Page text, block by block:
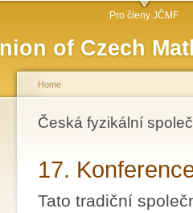
of Czech
Pro členy JČMF
You are here
Home
Česká fyzikální
17.
Tato tradiční